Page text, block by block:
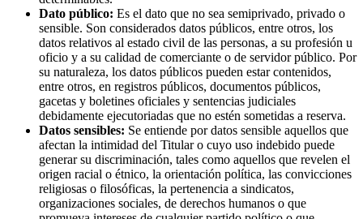
Dato público: Es el dato que no sea semiprivado, privado o
sensible. Son considerados datos públicos, entre otros, los
datos relativos al estado civil de las personas, a su profesión u
oficio y a su calidad de comerciante o de servidor público. Por
su naturaleza, los datos públicos pueden estar contenidos,
entre otros, en registros públicos, documentos públicos,
gacetas y boletines oficiales y sentencias judiciales
debidamente ejecutoriadas que no estén sometidas a reserva.
Datos sensibles: Se entiende por datos sensible aquellos que
afectan la intimidad del Titular o cuyo uso indebido puede
generar su discriminación, tales como aquellos que revelen el
origen racial o étnico, la orientación política, las convicciones
religiosas o filosóficas, la pertenencia a sindicatos,
organizaciones sociales, de derechos humanos o que